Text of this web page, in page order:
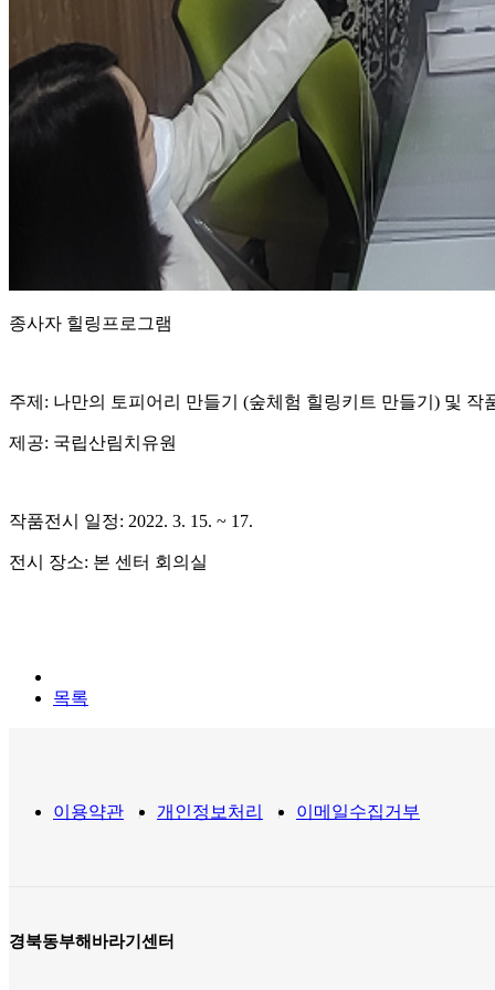
종사자 힐링프로그램
주제: 나만의 토피어리 만들기 (숲체험 힐링키트 만들기) 및 작
제공: 국립산림치유원
작품전시 일정: 2022. 3. 15. ~ 17.
전시 장소: 본 센터 회의실
목록
이용약관 개인정보처리 이메일수집거부
경북동부해바라기센터